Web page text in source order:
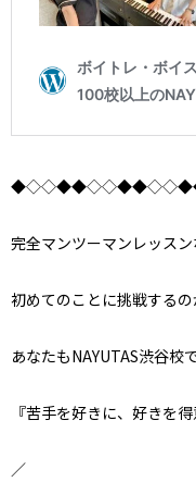
完全マンツーマンレッス
初めてのことに挑戦する
あなたもNAYUTAS渋谷校
『苦手を好きに、好きを得
／